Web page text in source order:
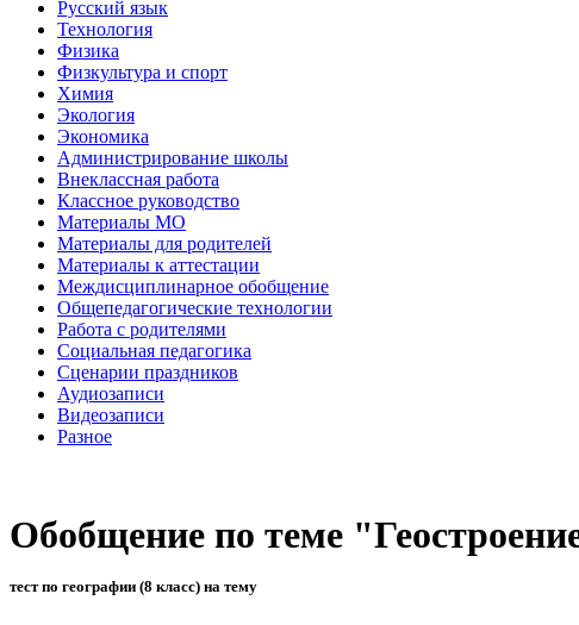
Русский язык
Технология
Физика
Физкультура и спорт
Химия
Экология
Экономика
Администрирование школы
Внеклассная работа
Классное руководство
Материалы МО
Материалы для родителей
Материалы к аттестации
Междисциплинарное обобщение
Общепедагогические технологии
Работа с родителями
Социальная педагогика
Сценарии праздников
Аудиозаписи
Видеозаписи
Разное
Обобщение по теме
тест по географии (8 класс) на тему